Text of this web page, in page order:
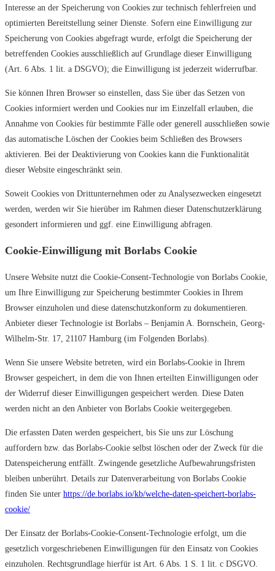
Interesse an der Speicherung von Cookies zur technisch fehlerfreien und
optimierten Bereitstellung seiner Dienste. Sofern eine Einwilligung zur
Speicherung von Cookies abgefragt wurde, erfolgt die Speicherung der
betreffenden Cookies ausschließlich auf Grundlage dieser Einwilligung
(Art. 6 Abs. 1 lit. a DSGVO); die Einwilligung ist jederzeit widerrufbar.
Sie können Ihren Browser so einstellen, dass Sie über das Setzen von
Cookies informiert werden und Cookies nur im Einzelfall erlauben, die
Annahme von Cookies für bestimmte Fälle oder generell ausschließen sowie
das automatische Löschen der Cookies beim Schließen des Browsers
aktivieren. Bei der Deaktivierung von Cookies kann die Funktionalität
dieser Website eingeschränkt sein.
Soweit Cookies von Drittunternehmen oder zu Analysezwecken eingesetzt
werden, werden wir Sie hierüber im Rahmen dieser Datenschutzerklärung
gesondert informieren und ggf. eine Einwilligung abfragen.
Cookie-Einwilligung mit Borlabs Cookie
Unsere Website nutzt die Cookie-Consent-Technologie von Borlabs Cookie,
um Ihre Einwilligung zur Speicherung bestimmter Cookies in Ihrem
Browser einzuholen und diese datenschutzkonform zu dokumentieren.
Anbieter dieser Technologie ist Borlabs – Benjamin A. Bornschein, Georg-
Wilhelm-Str. 17, 21107 Hamburg (im Folgenden Borlabs).
Wenn Sie unsere Website betreten, wird ein Borlabs-Cookie in Ihrem
Browser gespeichert, in dem die von Ihnen erteilten Einwilligungen oder
der Widerruf dieser Einwilligungen gespeichert werden. Diese Daten
werden nicht an den Anbieter von Borlabs Cookie weitergegeben.
Die erfassten Daten werden gespeichert, bis Sie uns zur Löschung
auffordern bzw. das Borlabs-Cookie selbst löschen oder der Zweck für die
Datenspeicherung entfällt. Zwingende gesetzliche Aufbewahrungsfristen
bleiben unberührt. Details zur Datenverarbeitung von Borlabs Cookie
finden Sie unter https://de.borlabs.io/kb/welche-daten-speichert-borlabs-
cookie/
Der Einsatz der Borlabs-Cookie-Consent-Technologie erfolgt, um die
gesetzlich vorgeschriebenen Einwilligungen für den Einsatz von Cookies
einzuholen. Rechtsgrundlage hierfür ist Art. 6 Abs. 1 S. 1 lit. c DSGVO.